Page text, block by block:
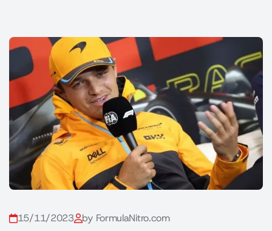
15/11/2023 by FormulaNitro.com